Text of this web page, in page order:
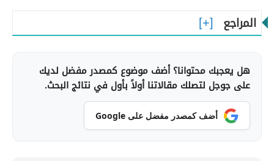
المراجع
هل يعجبك محتوانا؟ أضف موضوع كمصدر مفضل لديك
على جوجل لتصلك مقالاتنا أولاً بأول في نتائج البحث.
أضف كمصدر مفضل على Google